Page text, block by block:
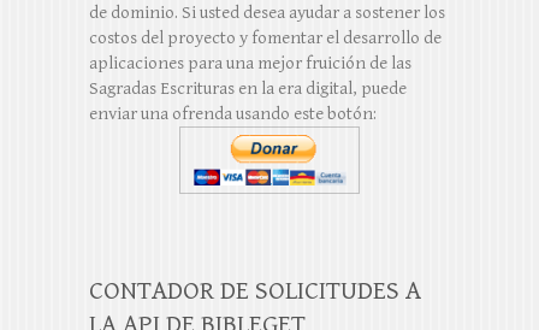
de dominio. Si usted desea ayudar a sostener los
costos del proyecto y fomentar el desarrollo de
aplicaciones para una mejor fruición de las
Sagradas Escrituras en la era digital, puede
enviar una ofrenda usando este botón:
CONTADOR DE SOLICITUDES A